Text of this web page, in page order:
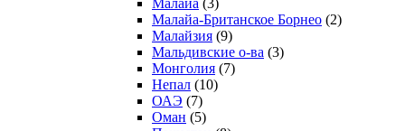
Малайа-Британское Борнео (2)
Малайзия (9)
Мальдивские о-ва (3)
Монголия (7)
Непал (10)
ОАЭ (7)
Оман (5)